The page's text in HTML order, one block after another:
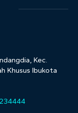
Kec.
Khusus Ibukota